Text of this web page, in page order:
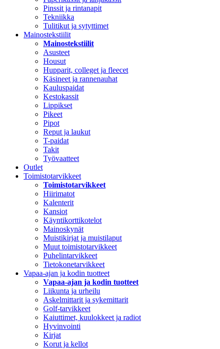
Pinssit ja rintanapit
Tekniikka
Tulitikut ja sytyttimet
Mainostekstiilit
Mainostekstiilit
Asusteet
Housut
Hupparit, colleget ja fleecet
Käsineet ja rannenauhat
Kauluspaidat
Kestokassit
Lippikset
Pikeet
Pipot
Reput ja laukut
T-paidat
Takit
Työvaatteet
Outlet
Toimistotarvikkeet
Toimistotarvikkeet
Hiirimatot
Kalenterit
Kansiot
Käyntikorttikotelot
Mainoskynät
Muistikirjat ja muistilaput
Muut toimistotarvikkeet
Puhelintarvikkeet
Tietokonetarvikkeet
Vapaa-ajan ja kodin tuotteet
Vapaa-ajan ja kodin tuotteet
Liikunta ja urheilu
Askelmittarit ja sykemittarit
Golf-tarvikkeet
Kaiuttimet, kuulokkeet ja radiot
Hyvinvointi
Kirjat
Korut ja kellot